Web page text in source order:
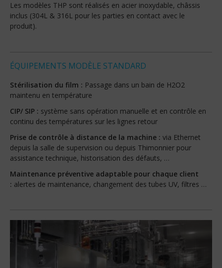
Les modèles THP sont réalisés en acier inoxydable, châssis
inclus (304L & 316L pour les parties en contact avec le
produit).
ÉQUIPEMENTS MODÈLE STANDARD
Stérilisation du film : Passage dans un bain de H2O2
maintenu en température
CIP/ SIP : système sans opération manuelle et en contrôle en
continu des températures sur les lignes retour
Prise de contrôle à distance de la machine : via Ethernet
depuis la salle de supervision ou depuis Thimonnier pour
assistance technique, historisation des défauts, …
Maintenance préventive adaptable pour chaque client
: alertes de maintenance, changement des tubes UV, filtres …